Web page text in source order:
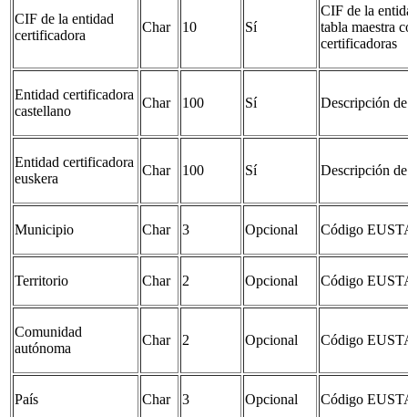
CIF de la entidad
certificadora
Char 10 Sí
CIF de la
tabla maestra
certificadoras
Entidad certificadora
castellano
Char 100 Sí Descripción
Entidad certificadora
euskera
Char 100 Sí Descripción
Municipio Char 3 Opcional Código
Territorio Char 2 Opcional Código
Comunidad
autónoma
Char 2 Opcional Código
País Char 3 Opcional Código